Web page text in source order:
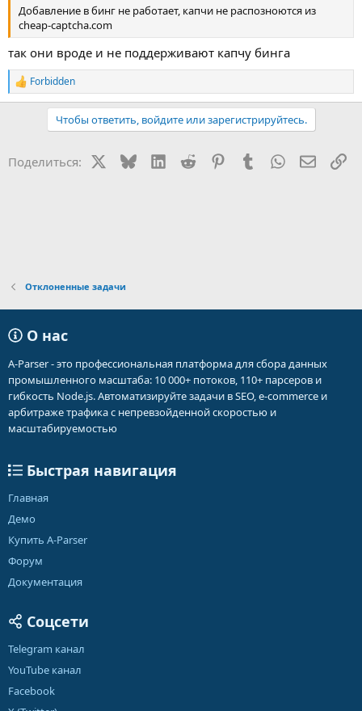
Добавление в бинг не работает, капчи не распозноются из
cheap-captcha.com
так они вроде и не поддерживают капчу бинга
Р
е
и
Forbidden
Чтобы ответить, войдите или зарегистрируйтесь.
Поделиться: BlueskyLinkedIn
Reddit PinterestTumblr WhatsApp
Отклоненные задачи
О нас
A-Parser - это профессиональная платформа для сбора данных
промышленного масштаба: 10 000+ потоков, 110+ парсеров и
гибкость Node.js. Автоматизируйте задачи в SEO, e-commerce и
арбитраже трафика с непревзойденной скоростью и
масштабируемостью
Быстрая навигация
Главная
Демо
Купить A-Parser
Форум
Документация
Соцсети
Telegram канал
YouTube канал
Facebook